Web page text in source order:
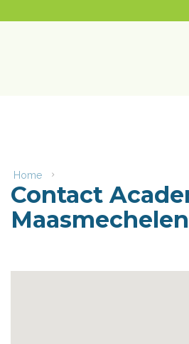
content
Home
Academie
Maasmechelen
Contact
Maasmechelen